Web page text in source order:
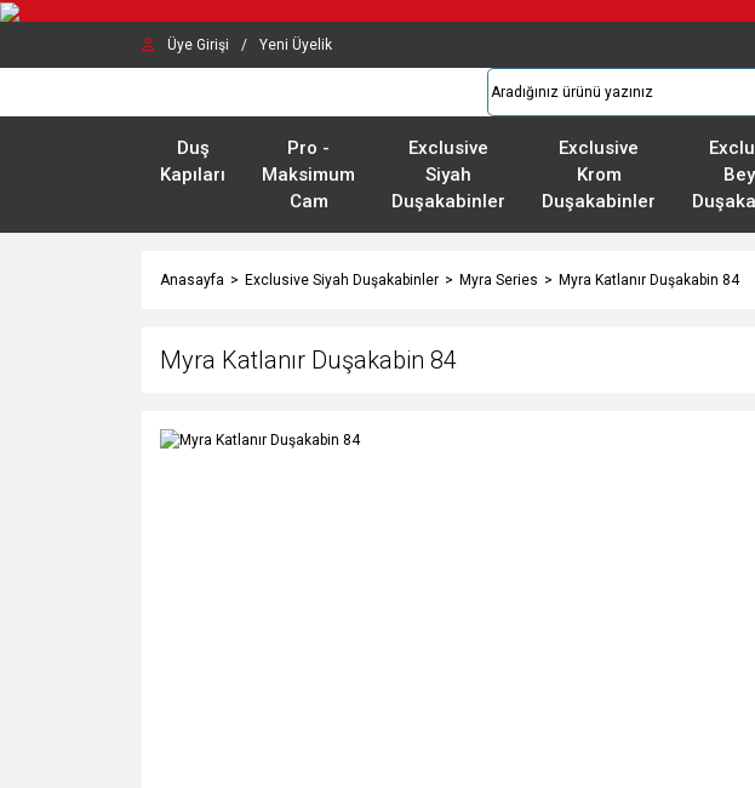
Üye Girişi / Yeni Üyelik
Duş
Kapıları
Pro -
Maksimum
Cam
Exclusive
Siyah
Duşakabinler
Exclusive
Krom
Duşakabinler
Anasayfa Exclusive Siyah Duşakabinler Myra Series Myra Katlanır Duşakabin 84
Myra Katlanır Duşakabin 84